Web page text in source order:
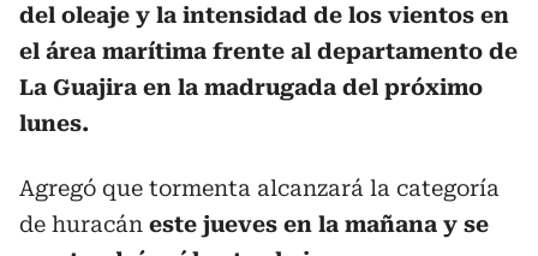
del oleaje y la intensidad de los vientos en
el área marítima frente al departamento de
La Guajira en la madrugada del próximo
lunes.
Agregó que tormenta alcanzará la categoría
de huracán este jueves en la mañana y se